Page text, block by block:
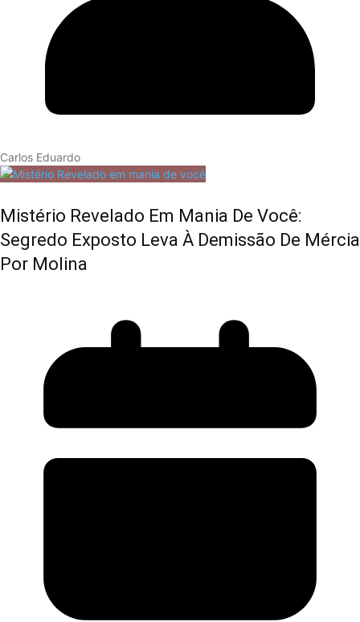
Carlos Eduardo
Mistério Revelado Em Mania De Você:
Segredo Exposto Leva À Demissão De Mércia
Por Molina